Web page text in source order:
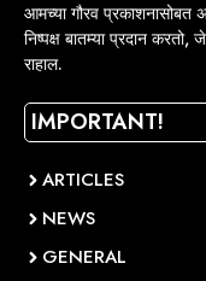
आमच्या गौरव प्रकाशनासोबत
निष्पक्ष बातम्या प्रदान
राहाल.
IMPORTANT!
ARTICLES
NEWS
GENERAL